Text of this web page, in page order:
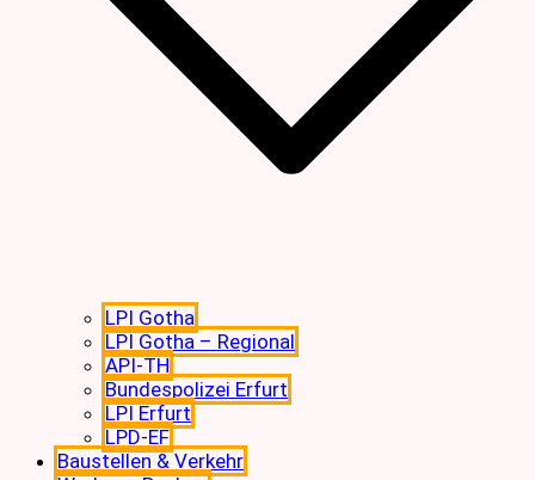
LPI Gotha
LPI Gotha – Regional
API-TH
Bundespolizei Erfurt
LPI Erfurt
LPD-EF
Baustellen & Verkehr